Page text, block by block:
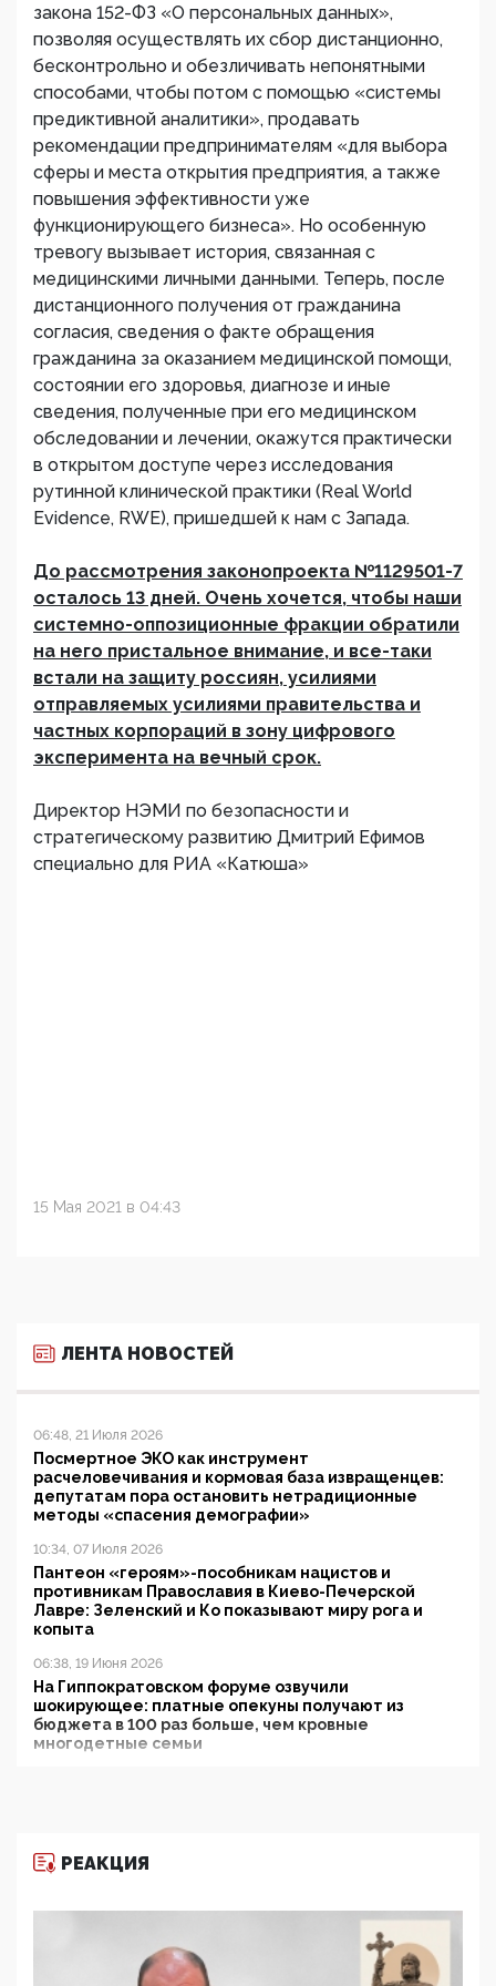
закона 152-ФЗ «О персональных данных»,
позволяя осуществлять их сбор дистанционно,
бесконтрольно и обезличивать непонятными
способами, чтобы потом с помощью «системы
предиктивной аналитики», продавать
рекомендации предпринимателям «для выбора
сферы и места открытия предприятия, а также
повышения эффективности уже
функционирующего бизнеса». Но особенную
тревогу вызывает история, связанная с
медицинскими личными данными. Теперь, после
дистанционного получения от гражданина
согласия, сведения о факте обращения
гражданина за оказанием медицинской помощи,
состоянии его здоровья, диагнозе и иные
сведения, полученные при его медицинском
обследовании и лечении, окажутся практически
в открытом доступе через исследования
рутинной клинической практики (Real World
Evidence, RWE), пришедшей к нам с Запада.
До рассмотрения законопроекта №1129501-7
осталось 13 дней. Очень хочется, чтобы наши
системно-оппозиционные фракции обратили
на него пристальное внимание, и все-таки
встали на защиту россиян, усилиями
отправляемых усилиями правительства и
частных корпораций в зону цифрового
эксперимента на вечный срок.
Директор НЭМИ по безопасности и
стратегическому развитию Дмитрий Ефимов
специально для РИА «Катюша»
15 Мая 2021 в 04:43
ЛЕНТА НОВОСТЕЙ
06:48, 21 Июля 2026
Посмертное ЭКО как инструмент
расчеловечивания и кормовая база извращенцев:
депутатам пора остановить нетрадиционные
методы «спасения демографии»
10:34, 07 Июля 2026
Пантеон «героям»-пособникам нацистов и
противникам Православия в Киево-Печерской
Лавре: Зеленский и Ко показывают миру рога и
копыта
06:38, 19 Июня 2026
На Гиппократовском форуме озвучили
шокирующее: платные опекуны получают из
бюджета в 100 раз больше, чем кровные
многодетные семьи
11:53, 09 Июня 2026
деятельность ИИТО ЮНЕСКО в России, но
цифроглобалисты продолжают определять
повестку в образовании
РЕАКЦИЯ